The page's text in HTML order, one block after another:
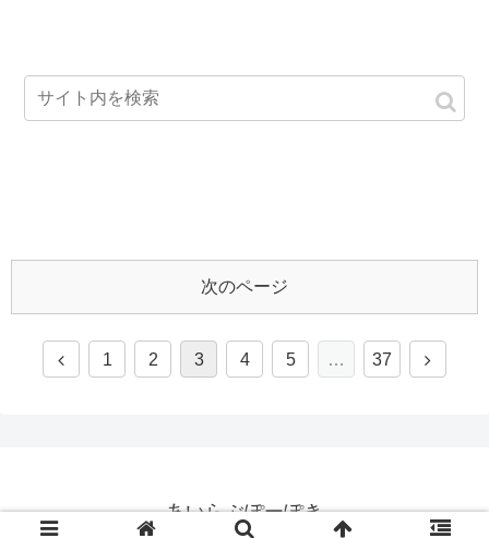
次のページ
1 2 3 4 5 … 37
あいらぶぽーぽき